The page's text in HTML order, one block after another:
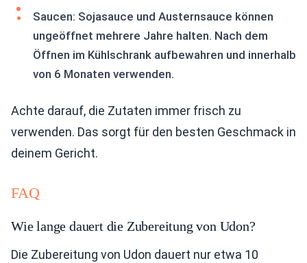
Saucen: Sojasauce und Austernsauce können
ungeöffnet mehrere Jahre halten. Nach dem
Öffnen im Kühlschrank aufbewahren und innerhalb
von 6 Monaten verwenden.
Achte darauf, die Zutaten immer frisch zu
verwenden. Das sorgt für den besten Geschmack in
deinem Gericht.
FAQ
Wie lange dauert die Zubereitung von Udon?
Die Zubereitung von Udon dauert nur etwa 10